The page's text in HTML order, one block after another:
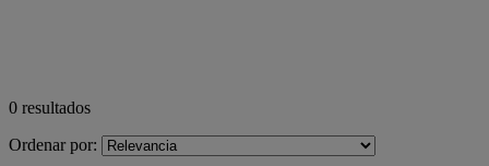
0 resultados
Ordenar por: